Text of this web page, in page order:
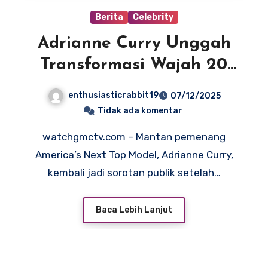
Berita Celebrity
Adrianne Curry Unggah
Transformasi Wajah 20
Tahun: “Menjadi Tua Itu
Menyenangkan!”
enthusiasticrabbit19
07/12/2025
Tidak ada komentar
watchgmctv.com – Mantan pemenang
America’s Next Top Model, Adrianne Curry,
kembali jadi sorotan publik setelah…
Baca Lebih Lanjut